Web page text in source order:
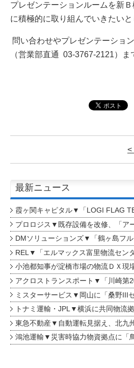
プレゼンテーションルームを新
に積極的に取り組んでいきたいと
問い合わせやプレゼンテーシ
（営業部直通 03-3767-2121）ま
<
最新ニュース
霞ヶ関キャピタル▼「LOGI FLAG
プロロジス▼既存設備を改修、「ア
DMソリューションズ▼「鶴ヶ島フ
REL▼「エルマックス富里物流セン
小池都知事が淀橋市場の物流ＤＸ現
アクロストランスポート▼「川崎第
ミスターサービス▼岡山に「桑野III
トナミ運輸・JPL▼横浜に共同物流
東急不動産▼自動運転見据え、北九
鴻池運輸▼災害時協力物資拠点に「